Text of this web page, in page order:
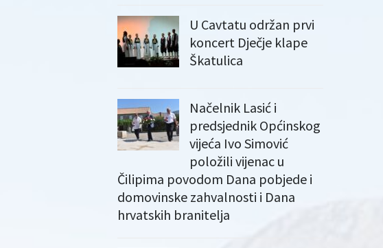
U Cavtatu održan prvi
koncert Dječje klape
Škatulica
Načelnik Lasić i
predsjednik Općinskog
vijeća Ivo Simović
položili vijenac u
Čilipima povodom Dana pobjede i
domovinske zahvalnosti i Dana
hrvatskih branitelja